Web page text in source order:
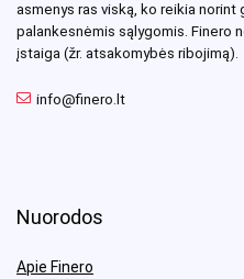
asmenys ras viską, ko reikia
palankesnėmis sąlygomis. Finero
įstaiga (žr. atsakomybės ribojimą).
info@finero.lt
Nuorodos
Apie Finero